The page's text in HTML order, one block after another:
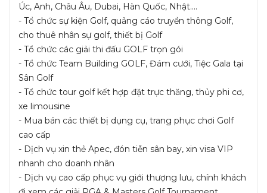
Úc, Anh, Châu Âu, Dubai, Hàn Quốc, Nhật....
- Tổ chức sự kiện Golf, quảng cáo truyền thông Golf,
cho thuê nhân sự golf, thiết bị Golf
- Tổ chức các giải thi đấu GOLF trọn gói
- Tổ chức Team Building GOLF, Đám cưới, Tiệc Gala tại
Sân Golf
- Tổ chức tour golf kết hợp đặt trực thăng, thủy phi cơ,
xe limousine
- Mua bán các thiết bị dụng cụ, trang phục chơi Golf
cao cấp
- Dịch vụ xin thẻ Apec, đón tiễn sân bay, xin visa VIP
nhanh cho doanh nhân
- Dịch vụ cao cấp phục vụ giới thượng lưu, chính khách